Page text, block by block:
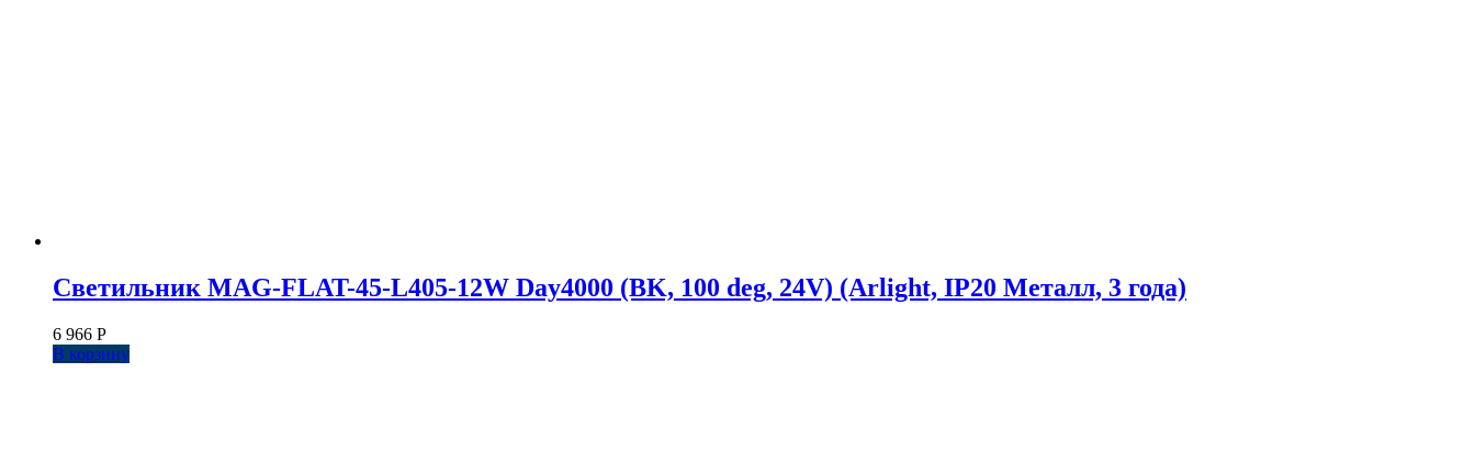
Светильник MAG-FLAT-45-L405-12W Day4000 (BK, 100 deg, 24V) (Arlight, IP20 Металл, 3 года)
6 966 Р
В корзину